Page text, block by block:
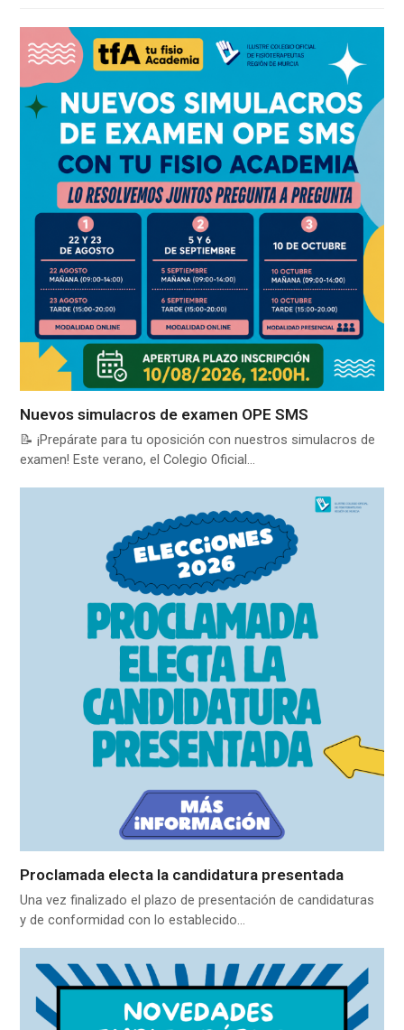
Nuevos simulacros de examen OPE SMS
📝 ¡Prepárate para tu oposición con nuestros simulacros de
examen! Este verano, el Colegio Oficial…
Proclamada electa la candidatura presentada
Una vez finalizado el plazo de presentación de candidaturas
y de conformidad con lo establecido…